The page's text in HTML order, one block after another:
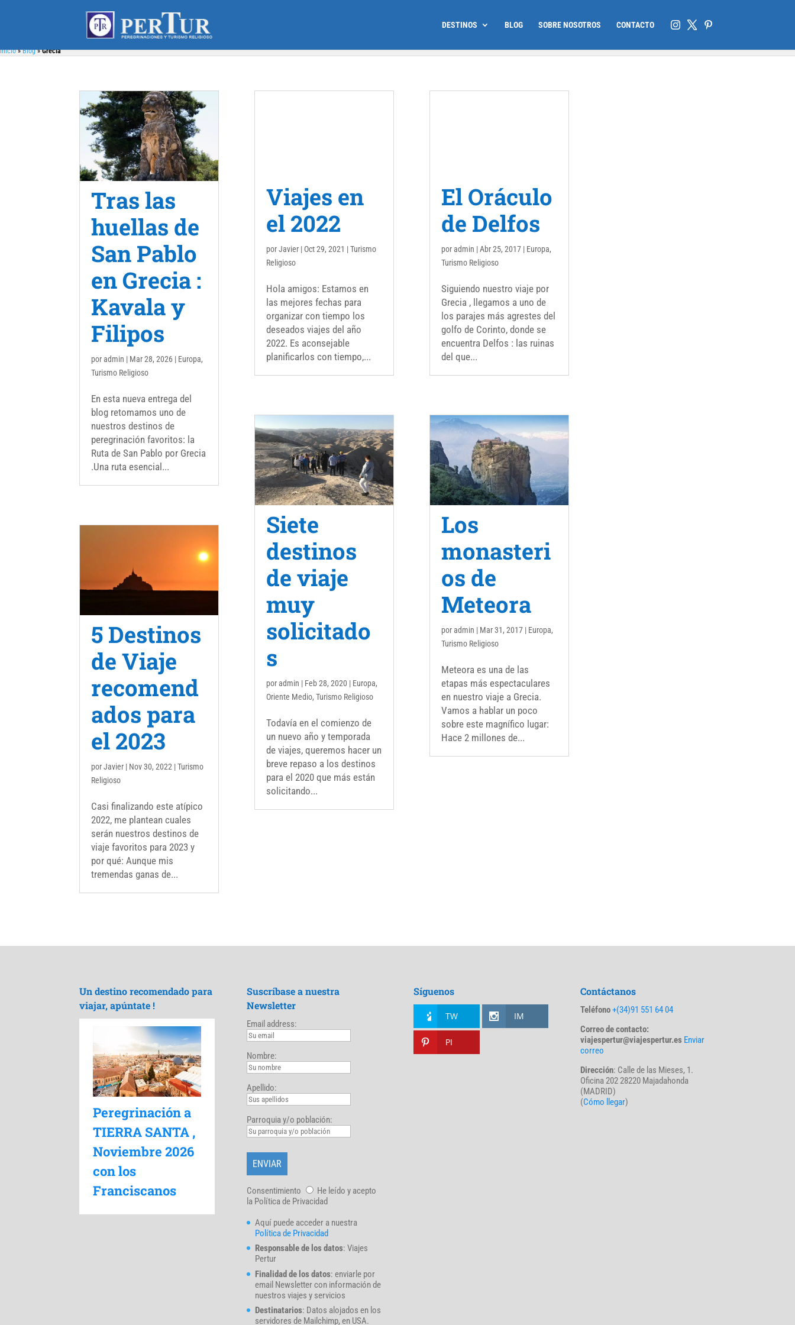
DESTINOS BLOG SOBRE NOSOTROS CONTACTO
Inicio»Blog»Grecia
Tras las
huellas de
San Pablo
en Grecia :
Kavala y
Filipos
poradmin | Mar 28, 2026 | Europa,
Turismo Religioso
En esta nueva entrega del
blog retomamos uno de
nuestros destinos de
peregrinación favoritos: la
Ruta de San Pablo por Grecia
.Una ruta esencial...
5 Destinos
de Viaje
recomend
ados para
el 2023
porJavier | Nov 30, 2022 |Turismo
Religioso
Casi finalizando este atípico
2022, me plantean cuales
serán nuestros destinos de
viaje favoritos para 2023 y
por qué: Aunque mis
tremendas ganas de...
Viajes en
el 2022
porJavier | Oct 29, 2021 |Turismo
Religioso
Hola amigos: Estamos en
las mejores fechas para
organizar con tiempo los
deseados viajes del año
2022. Es aconsejable
planificarlos con tiempo,...
Siete
destinos
de viaje
muy
solicitado
s
poradmin | Feb 28, 2020 | Europa,
Oriente Medio,Turismo Religioso
Todavía en el comienzo de
un nuevo año y temporada
de viajes, queremos hacer un
breve repaso a los destinos
para el 2020 que más están
solicitando...
El Oráculo
de Delfos
poradmin |Abr 25, 2017 | Europa,
Turismo Religioso
Siguiendo nuestro viaje por
Grecia , llegamos a uno de
los parajes más agrestes del
golfo de Corinto, donde se
encuentra Delfos : las ruinas
del que...
Los
monasteri
os de
Meteora
poradmin | Mar 31, 2017 | Europa,
Turismo Religioso
Meteora es una de las
etapas más espectaculares
en nuestro viaje a Grecia.
Vamos a hablar un poco
sobre este magnífico lugar:
Hace 2 millones de...
Un destino recomendado para
viajar, apúntate !
Peregrinación a
TIERRA SANTA ,
Noviembre 2026
con los
Franciscanos
Suscríbase a nuestra
Newsletter
Email address:
Nombre:
Apellido:
Parroquia y/o población:
Consentimiento
He leído y acepto
la Política de Privacidad
Aquí puede acceder a nuestra
Política de Privacidad
Responsable de los datos: Viajes
Pertur
Finalidad de los datos: enviarle por
email Newsletter con información de
nuestros viajes y servicios
Destinatarios: Datos alojados en los
servidores de Mailchimp, en USA.
Síguenos
TW IM
PI
Contáctanos
Teléfono+(34)91 551 64 04
Correo de contacto:
viajespertur@viajespertur.es Enviar
correo
Dirección: Calle de las Mieses, 1.
Oficina 202 28220 Majadahonda
(MADRID)
(Cómo llegar)